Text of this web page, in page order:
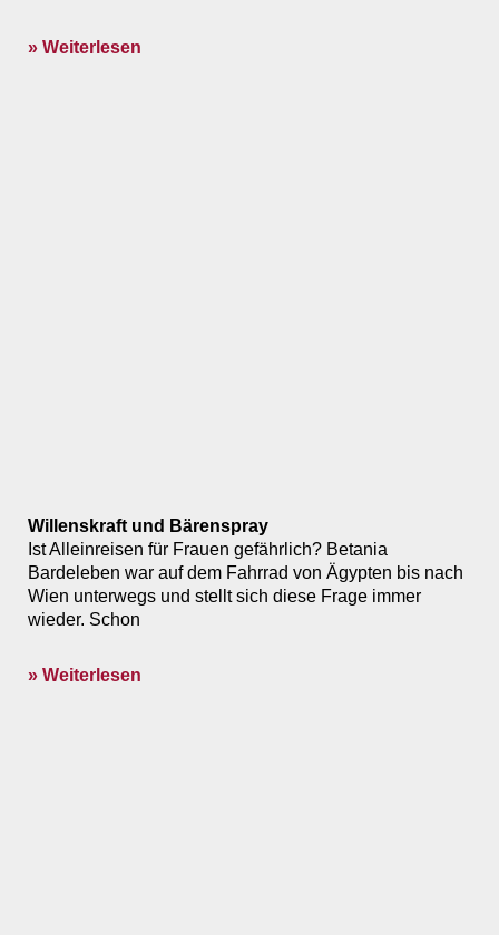
» Weiterlesen
Willenskraft und Bärenspray
Ist Alleinreisen für Frauen gefährlich? Betania
Bardeleben war auf dem Fahrrad von Ägypten bis nach
Wien unterwegs und stellt sich diese Frage immer
wieder. Schon
» Weiterlesen